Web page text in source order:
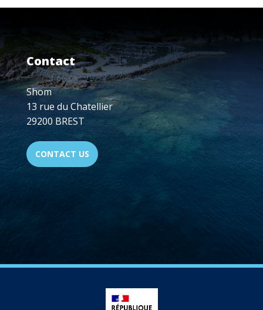
Contact
Shom
13 rue du Chatellier
29200 BREST
CONTACT US